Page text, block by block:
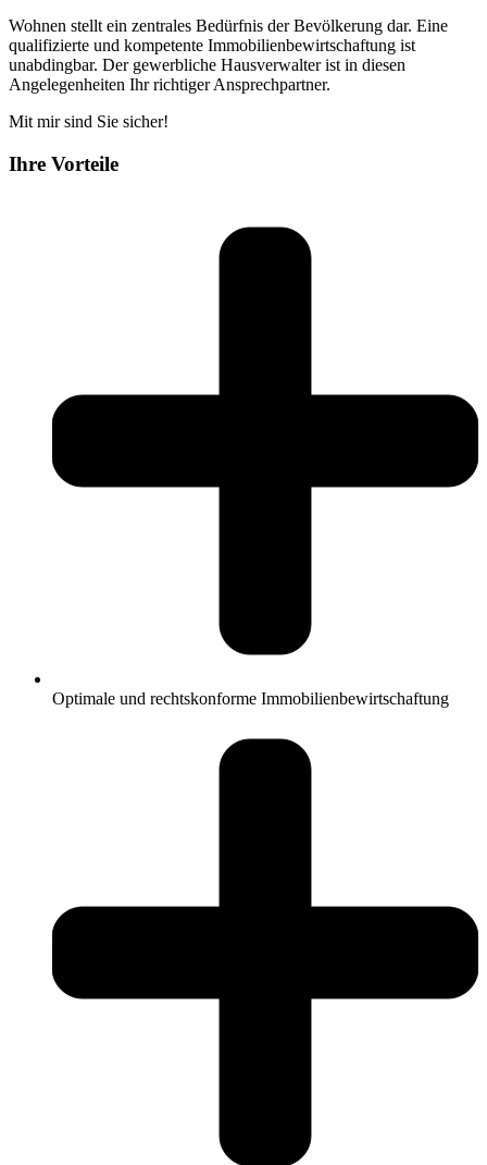
Wohnen stellt ein zentrales Bedürfnis der Bevölkerung dar. Eine
qualifizierte und kompetente Immobilienbewirtschaftung ist
unabdingbar. Der gewerbliche Hausverwalter ist in diesen
Angelegenheiten Ihr richtiger Ansprechpartner.
Mit mir sind Sie sicher!
Ihre Vorteile
Optimale und rechtskonforme Immobilienbewirtschaftung